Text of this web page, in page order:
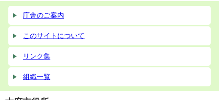
庁舎のご案内
このサイトについて
リンク集
組織一覧